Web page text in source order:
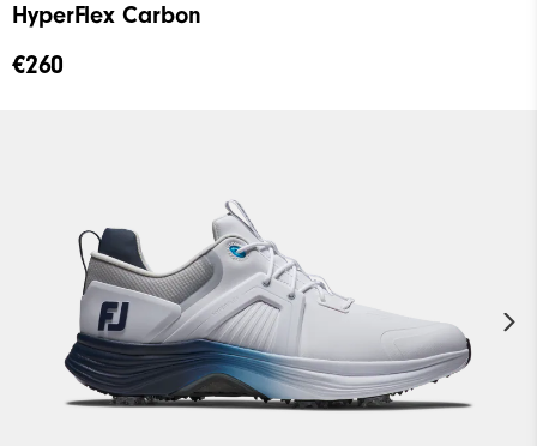
HyperFlex Carbon
€260